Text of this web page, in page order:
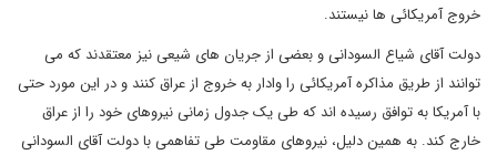
خروج آمریکائی ها نیستند.
دولت آقای شیاع السودانی و بعضی از جریان های شیعی نیز معتقدند که می
توانند از طریق مذاکره آمریکائی را وادار به خروج از عراق کنند و در این مورد حتی
با آمریکا به توافق رسیده اند که طی یک جدول زمانی نیروهای خود را از عراق
خارج کند. به همین دلیل، نیروهای مقاومت طی تفاهمی با دولت آقای السودانی